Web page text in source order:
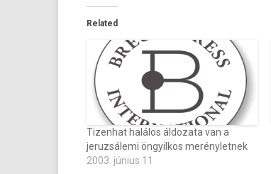
Related
Tizenhat halálos áldozata van a
jeruzsálemi öngyilkos merényletnek
2003. június 11